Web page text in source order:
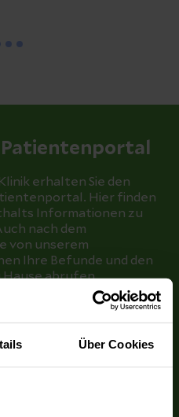
Über Cookies
erhalten Sie den
Hier finden
Informationen zu
nach dem
von unserem
Ihre Befunde und den
abrufen.